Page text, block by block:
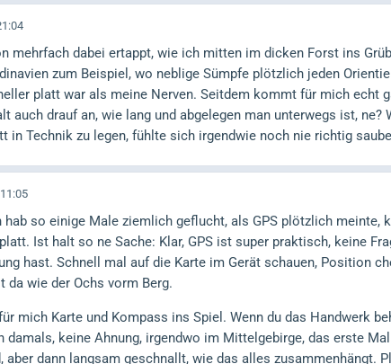
mehrfach dabei ertappt, wie ich mitten im dicken Forst ins
zum Beispiel, wo neblige Sümpfe plötzlich jeden
platt war als meine Nerven. Seitdem kommt für mich echt
auch drauf an, wie lang und abgelegen man unterwegs ist,
in Technik zu legen, fühlte sich irgendwie noch nie richtig
hab so einige Male ziemlich geflucht, als GPS plötzlich meinte,
Ist halt so ne Sache: Klar, GPS ist super praktisch, keine
hast. Schnell mal auf die Karte im Gerät schauen, Position
da wie der Ochs vorm Berg.
mich Karte und Kompass ins Spiel. Wenn du das Handwerk
damals, keine Ahnung, irgendwo im Mittelgebirge, das erste
aber dann langsam geschnallt, wie das alles zusammenhängt.